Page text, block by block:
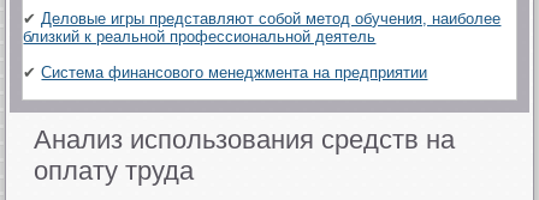
✔Деловые игры представляют собой метод обучения, наиболее
близкий к реальной профессиональной деятель
✔Система финансового менеджмента на предприятии
Анализ использования средств на
оплату труда